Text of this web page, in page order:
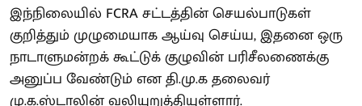
இந்நிலையில் FCRA சட்டத்தின் செயல்பாடுகள்
குறித்தும் முழுமையாக ஆய்வு செய்ய, இதனை ஒரு
நாடாளுமன்றக் கூட்டுக் குழுவின் பரிசீலணைக்கு
அனுப்ப வேண்டும் என தி.மு.க தலைவர்
மு.க.ஸ்டாலின் வலியுறுத்தியுள்ளார்.